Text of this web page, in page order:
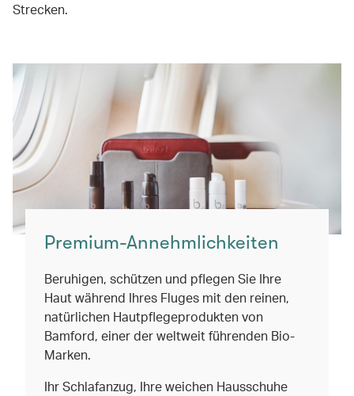
Strecken.
Premium-Annehmlichkeiten
Beruhigen, schützen und pflegen Sie Ihre
Haut während Ihres Fluges mit den reinen,
natürlichen Hautpflegeprodukten von
Bamford, einer der weltweit führenden Bio-
Marken.
Ihr Schlafanzug, Ihre weichen Hausschuhe